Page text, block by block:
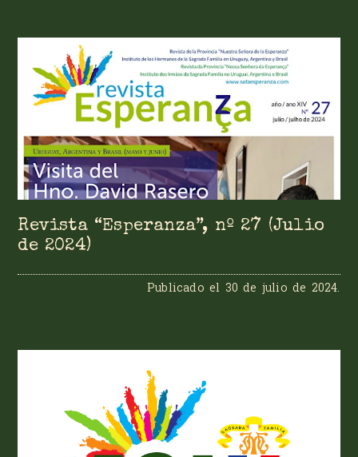
Revista “Esperanza”, nº 27 (Julio
de 2024)
Publicado el 30 de julio de 2024.